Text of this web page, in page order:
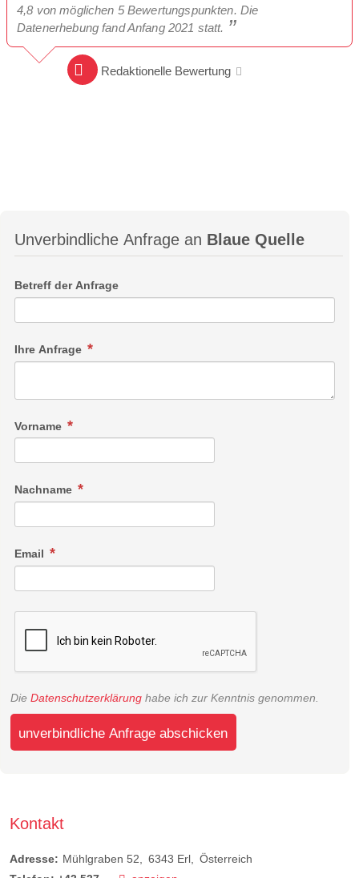
4,8 von möglichen 5 Bewertungspunkten. Die
Datenerhebung fand Anfang 2021 statt.
Redaktionelle Bewertung
Unverbindliche Anfrage an Blaue Quelle
Betreff der Anfrage
Ihre Anfrage
Vorname
Nachname
Email
Die Datenschutzerklärung habe ich zur Kenntnis genommen.
unverbindliche Anfrage abschicken
Kontakt
Adresse: Mühlgraben 52 6343 Erl
Österreich